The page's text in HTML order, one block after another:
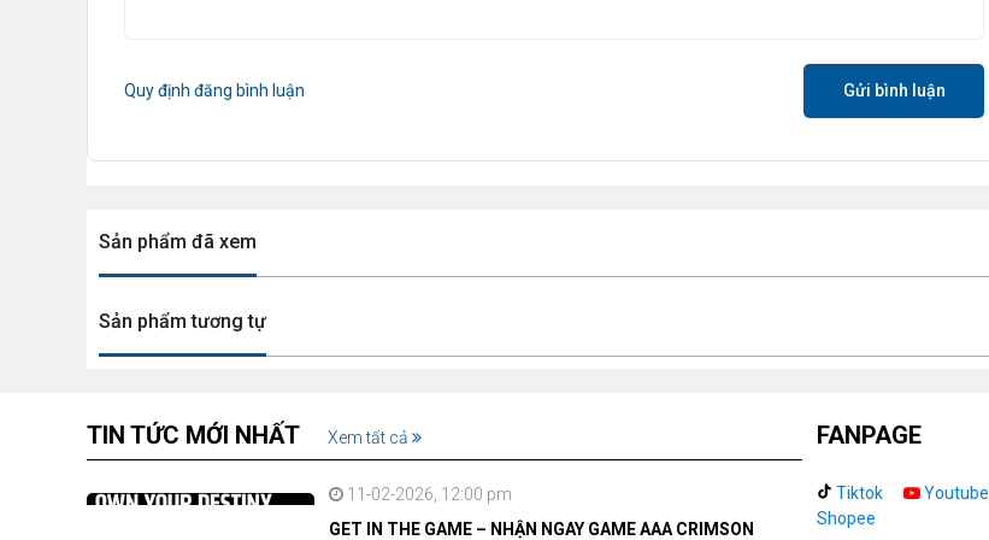
tượng này, giúp mắt không phải điều tiết liên tục, mang lại trải nghiệm làm việc thoải mái và tập
trung hơn.
Quy định đăng bình luận Gửi bình luận
Sản phẩm đã xem
Sản phẩm tương tự
TIN TỨC MỚI NHẤT Xem tất cả
11-02-2026, 12:00 pm
GET IN THE GAME – NHẬN NGAY GAME AAA CRIMSON
FANPAGE
Tiktok Youtube
Shopee